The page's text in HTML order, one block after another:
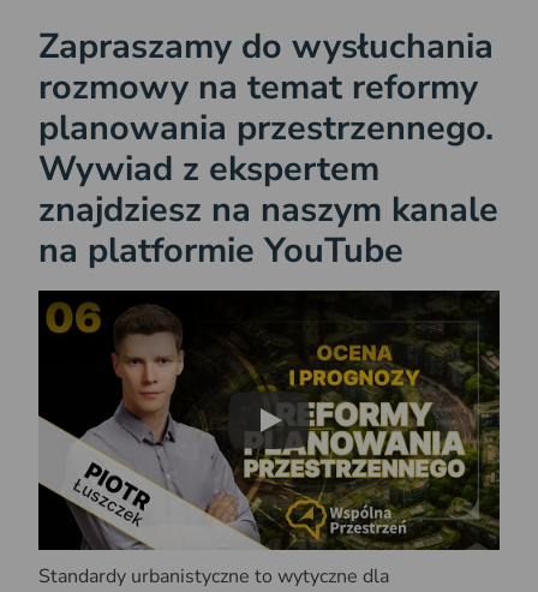
Zapraszamy do wysłuchania
rozmowy na temat reformy
planowania przestrzennego.
Wywiad z ekspertem
znajdziesz na naszym kanale
na platformie YouTube
Play
Standardy urbanistyczne to wytyczne dla